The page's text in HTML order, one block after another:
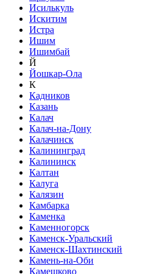
Исилькуль
Искитим
Истра
Ишим
Ишимбай
Й
Йошкар-Ола
К
Кадников
Казань
Калач
Калач-на-Дону
Калачинск
Калининград
Калининск
Калтан
Калуга
Калязин
Камбарка
Каменка
Каменногорск
Каменск-Уральский
Каменск-Шахтинский
Камень-на-Оби
Камешково